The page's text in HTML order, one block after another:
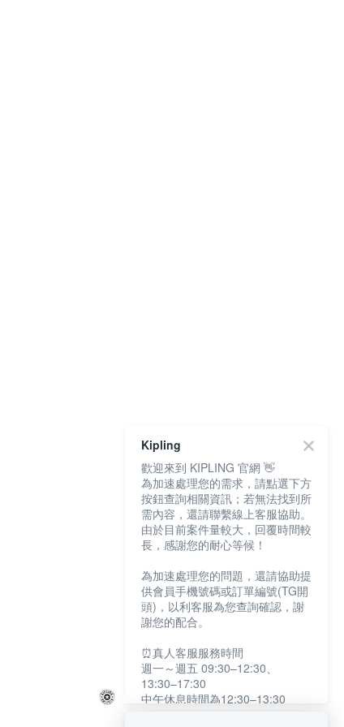
Kipling
歡迎來到 KIPLING 官網 👋
為加速處理您的需求，請點選下方
按鈕查詢相關資訊；若無法找到所
需內容，還請聯繫線上客服協助。
由於目前案件量較大，回覆時間較
長，感謝您的耐心等候！
為加速處理您的問題，還請協助提
供會員手機號碼或訂單編號(TG開
頭)，以利客服為您查詢確認，謝
謝您的配合。
⏰真人客服服務時間
週一～週五 09:30–12:30、
13:30–17:30
中午休息時間為12:30–13:30